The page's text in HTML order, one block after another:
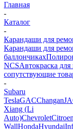
Главная
-
Каталог
-
Карандаши для
Карандаши для
баллончиках
NCSАвтокраска для
сопутствующие
-
Subaru
TeslaGACChangan
Xiang (Li
Auto)ChevroletCitroen
WallHondaHyundai